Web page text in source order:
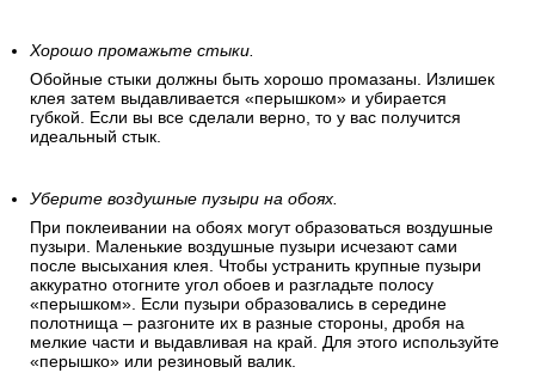
Хорошо промажьте стыки.
Обойные стыки должны быть хорошо промазаны. Излишек
клея затем выдавливается «перышком» и убирается
губкой. Если вы все сделали верно, то у вас получится
идеальный стык.
Уберите воздушные пузыри на обоях.
При поклеивании на обоях могут образоваться воздушные
пузыри. Маленькие воздушные пузыри исчезают сами
после высыхания клея. Чтобы устранить крупные пузыри
аккуратно отогните угол обоев и разгладьте полосу
«перышком». Если пузыри образовались в середине
полотнища – разгоните их в разные стороны, дробя на
мелкие части и выдавливая на край. Для этого используйте
«перышко» или резиновый валик.